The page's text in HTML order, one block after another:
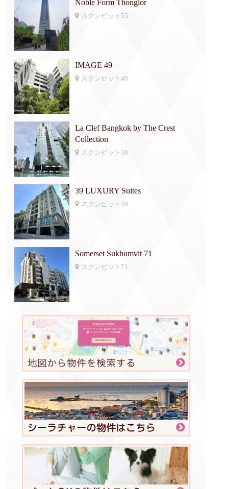
Noble Form Thonglor
スクンビット55
IMAGE 49
スクンビット49
La Clef Bangkok by The Crest
Collection
スクンビット38
39 LUXURY Suites
スクンビット39
Somerset Sukhumvit 71
スクンビット71